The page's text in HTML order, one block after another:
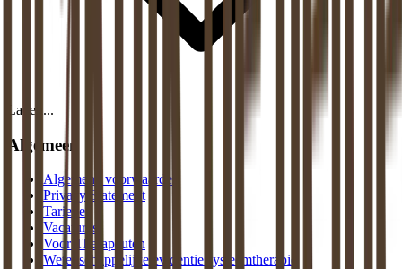
Laden...
Algemeen
Algemene voorwaarden
Privacy Statement
Tarieven
Vacatures
Voor Therapeuten
Wetenschappelijke evidentie systeemtherapie